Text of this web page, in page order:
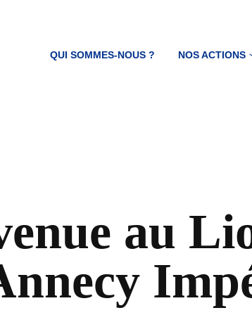
QUI SOMMES-NOUS ? NOS ACTIONS
au